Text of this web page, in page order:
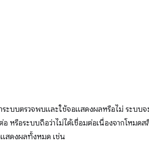
ะบบตรวจพบและใช้จอแสดงผลหรือไม่ ระบบ
อ หรือระบบถือว่าไม่ได้เชื่อมต่อเนื่องจากโหม
แสดงผลทั้งหมด เช่น